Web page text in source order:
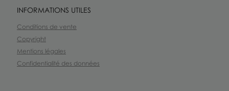
INFORMATIONS UTILES
Conditions de vente
Copyright
Mentions légales
Confidentialité des données